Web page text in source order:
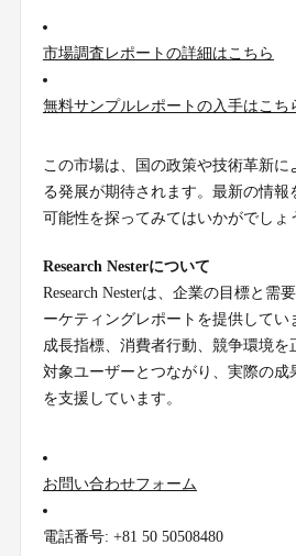
市場調査レポートの詳細はこちら
無料サンプルレポートの入手はこち
この市場は、国の政策や技術革新に
る発展が期待されます。最新の情報
可能性を探ってみてはいかがでしょ
Research Nesterについて
Research Nesterは、企業の目標と需
ーケティングレポートを提供してい
成長指標、消費者行動、競争環境を
対象ユーザーとつながり、実際の成
を支援しています。
お問い合わせフォーム
電話番号: +81 50 50508480